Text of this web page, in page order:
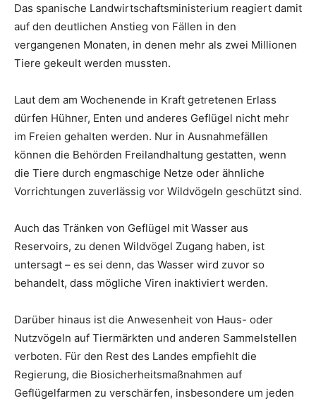
Das spanische Landwirtschaftsministerium reagiert damit
auf den deutlichen Anstieg von Fällen in den
vergangenen Monaten, in denen mehr als zwei Millionen
Tiere gekeult werden mussten.
Laut dem am Wochenende in Kraft getretenen Erlass
dürfen Hühner, Enten und anderes Geflügel nicht mehr
im Freien gehalten werden. Nur in Ausnahmefällen
können die Behörden Freilandhaltung gestatten, wenn
die Tiere durch engmaschige Netze oder ähnliche
Vorrichtungen zuverlässig vor Wildvögeln geschützt sind.
Auch das Tränken von Geflügel mit Wasser aus
Reservoirs, zu denen Wildvögel Zugang haben, ist
untersagt – es sei denn, das Wasser wird zuvor so
behandelt, dass mögliche Viren inaktiviert werden.
Darüber hinaus ist die Anwesenheit von Haus- oder
Nutzvögeln auf Tiermärkten und anderen Sammelstellen
verboten. Für den Rest des Landes empfiehlt die
Regierung, die Biosicherheitsmaßnahmen auf
Geflügelfarmen zu verschärfen, insbesondere um jeden